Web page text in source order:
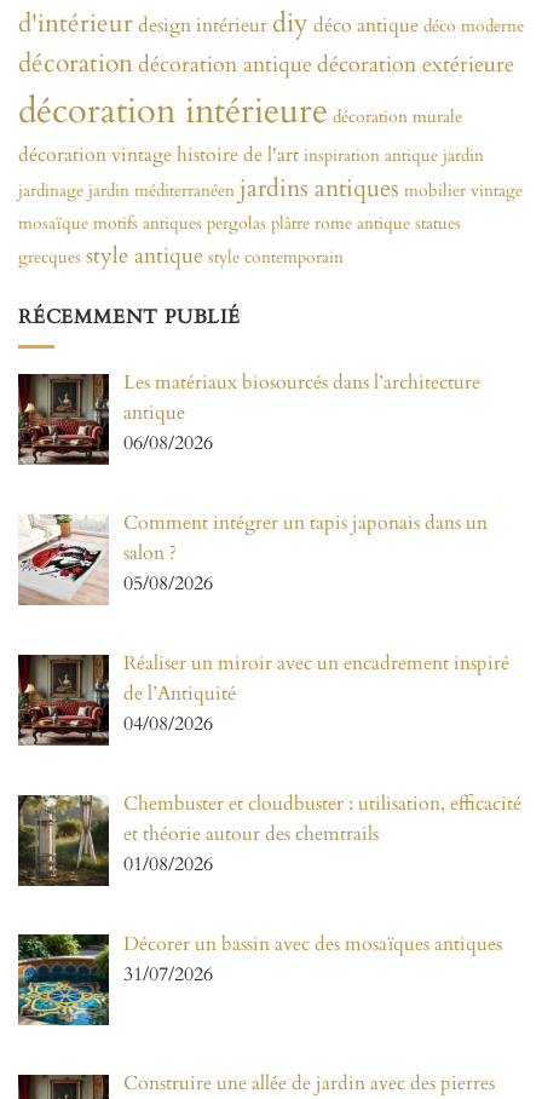
d'intérieurdesign intérieur diy déco antique déco moderne
décorationdécoration antiquedécoration extérieure
décoration intérieure décoration murale
décoration vintagehistoire de l'art inspiration antique jardin
jardinage jardin méditerranéen jardins antiques mobilier vintage
mosaïque motifs antiques pergolas plâtre rome antique statues
grecques style antique style contemporain
RÉCEMMENT PUBLIÉ
Les matériaux biosourcés dans l’architecture
antique
06/08/2026
Comment intégrer un tapis japonais dans un
salon ?
05/08/2026
Réaliser un miroir avec un encadrement inspiré
de l’Antiquité
04/08/2026
Chembuster et cloudbuster : utilisation, efficacité
et théorie autour des chemtrails
01/08/2026
Décorer un bassin avec des mosaïques antiques
31/07/2026
Construire une allée de jardin avec des pierres